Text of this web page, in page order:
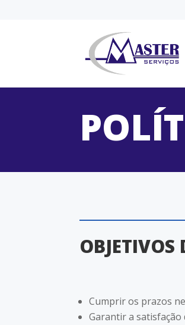
Cumprir os prazos
Garantir a satisfação